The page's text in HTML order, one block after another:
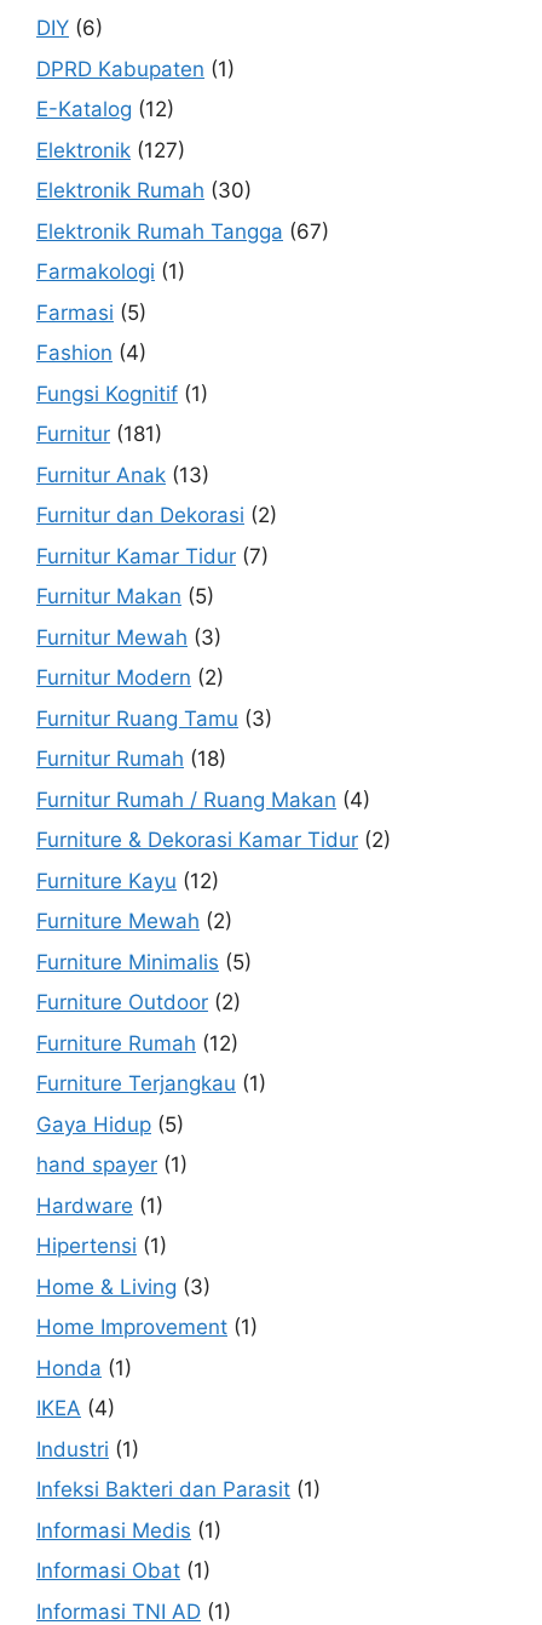
DIY (6)
DPRD Kabupaten (1)
E-Katalog (12)
Elektronik (127)
Elektronik Rumah (30)
Elektronik Rumah Tangga (67)
Farmakologi (1)
Farmasi (5)
Fashion (4)
Fungsi Kognitif (1)
Furnitur (181)
Furnitur Anak (13)
Furnitur dan Dekorasi (2)
Furnitur Kamar Tidur (7)
Furnitur Makan (5)
Furnitur Mewah (3)
Furnitur Modern (2)
Furnitur Ruang Tamu (3)
Furnitur Rumah (18)
Furnitur Rumah / Ruang Makan (4)
Furniture & Dekorasi Kamar Tidur (2)
Furniture Kayu (12)
Furniture Mewah (2)
Furniture Minimalis (5)
Furniture Outdoor (2)
Furniture Rumah (12)
Furniture Terjangkau (1)
Gaya Hidup (5)
hand spayer (1)
Hardware (1)
Hipertensi (1)
Home & Living (3)
Home Improvement (1)
Honda (1)
IKEA (4)
Industri (1)
Infeksi Bakteri dan Parasit (1)
Informasi Medis (1)
Informasi Obat (1)
Informasi TNI AD (1)